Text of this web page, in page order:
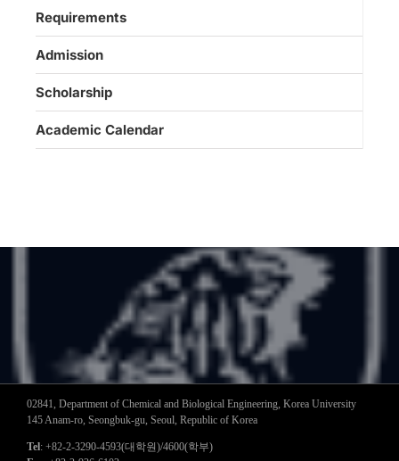
Requirements
Admission
Scholarship
Academic Calendar
02841, Department of Chemical and Biological Engineering, Korea University
145 Anam-ro, Seongbuk-gu, Seoul, Republic of Korea
Tel: +82-2-3290-4593(대학원)/4600(학부)